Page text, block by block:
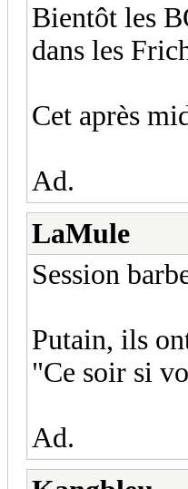
Bientôt les
dans les
Cet après
Ad.
LaMule
Session
Putain, ils
"Ce soir si
Ad.